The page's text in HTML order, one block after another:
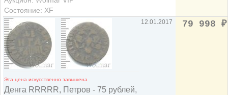
Состояние: XF
Эта цена искусственно завышена
Денга RRRRR, Петров - 75 рублей,
12.01.2017 79 998 ₽